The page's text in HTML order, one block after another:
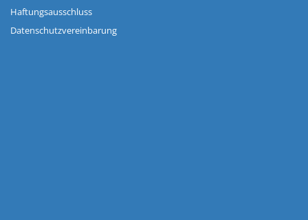
Haftungsausschluss
Datenschutzvereinbarung